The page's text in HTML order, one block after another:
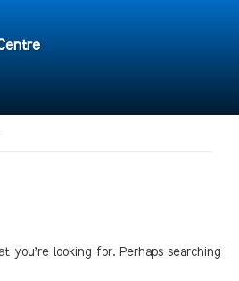
you’re looking for. Perhaps searching